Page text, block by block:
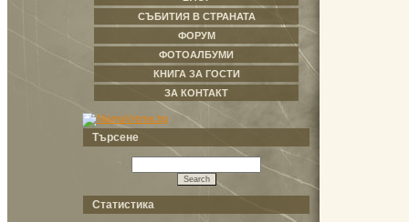
СЪБИТИЯ В СТРАНАТА
ФОРУМ
ФОТОАЛБУМИ
КНИГА ЗА ГОСТИ
ЗА КОНТАКТ
Търсене
Статистика